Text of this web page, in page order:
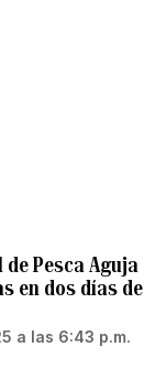
Pesca Aguja
en dos días de
a las 6:43 p.m.